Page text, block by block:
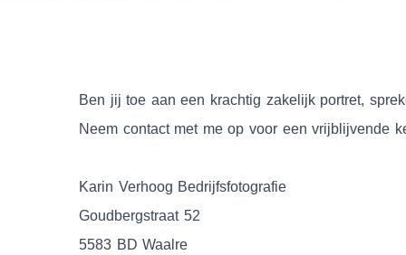
Ben jij toe aan een krachtig zakelijk portret,
Neem contact met me op voor een vrijblijvende
Karin Verhoog Bedrijfsfotografie
Goudbergstraat 52
5583 BD Waalre